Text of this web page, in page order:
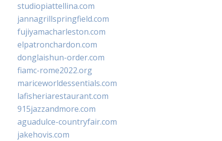
studiopiattellina.com
jannagrillspringfield.com
fujiyamacharleston.com
elpatronchardon.com
donglaishun-order.com
fiamc-rome2022.org
mariceworldessentials.com
lafisheriarestaurant.com
915jazzandmore.com
aguadulce-countryfair.com
jakehovis.com